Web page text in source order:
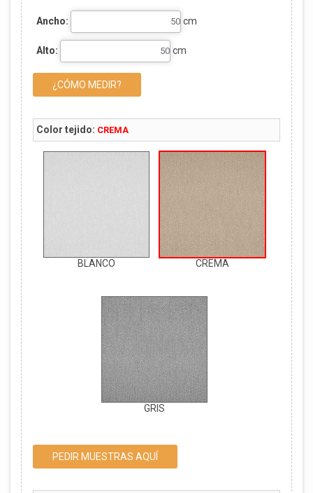
Ancho: cm
Alto: cm
¿CÓMO MEDIR?
Color tejido: CREMA
BLANCO CREMA
GRIS
PEDIR MUESTRAS AQUÍ